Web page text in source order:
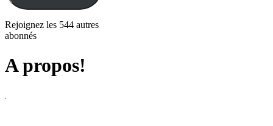
Rejoignez les 544 autres
abonnés
A propos!